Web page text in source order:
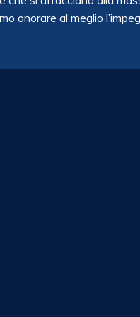
onorare al meglio